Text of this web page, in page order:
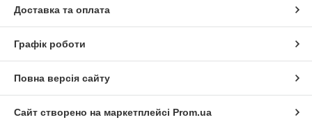
Доставка та оплата
Графік роботи
Повна версія сайту
Сайт створено на маркетплейсі Prom.ua